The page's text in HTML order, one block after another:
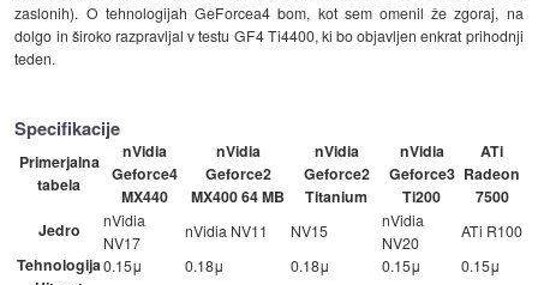
zaslonih). O tehnologijah GeForcea4 bom, kot sem omenil že zgoraj, na
dolgo in široko razpravljal v testu GF4 Ti4400, ki bo objavljen enkrat prihodnji
teden.
Specifikacije
Primerjalna
tabela
nVidia
Geforce4
MX440
nVidia
Geforce2
MX400 64 MB
nVidia
Geforce2
Titanium
nVidia
Geforce3
Ti200
ATi
Radeon
7500
Jedro
nVidia
NV17
nVidia NV11 NV15
nVidia
NV20
ATi R100
Tehnologija0.15μ 0.18μ 0.18μ 0.15μ 0.15μ